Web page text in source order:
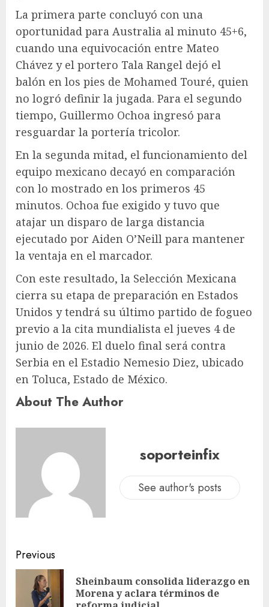
La primera parte concluyó con una
oportunidad para Australia al minuto 45+6,
cuando una equivocación entre Mateo
Chávez y el portero Tala Rangel dejó el
balón en los pies de Mohamed Touré, quien
no logró definir la jugada. Para el segundo
tiempo, Guillermo Ochoa ingresó para
resguardar la portería tricolor.
En la segunda mitad, el funcionamiento del
equipo mexicano decayó en comparación
con lo mostrado en los primeros 45
minutos. Ochoa fue exigido y tuvo que
atajar un disparo de larga distancia
ejecutado por Aiden O’Neill para mantener
la ventaja en el marcador.
Con este resultado, la Selección Mexicana
cierra su etapa de preparación en Estados
Unidos y tendrá su último partido de fogueo
previo a la cita mundialista el jueves 4 de
junio de 2026. El duelo final será contra
Serbia en el Estadio Nemesio Diez, ubicado
en Toluca, Estado de México.
About The Author
soporteinfix
See author's posts
Previous
Sheinbaum consolida liderazgo en
Morena y aclara términos de